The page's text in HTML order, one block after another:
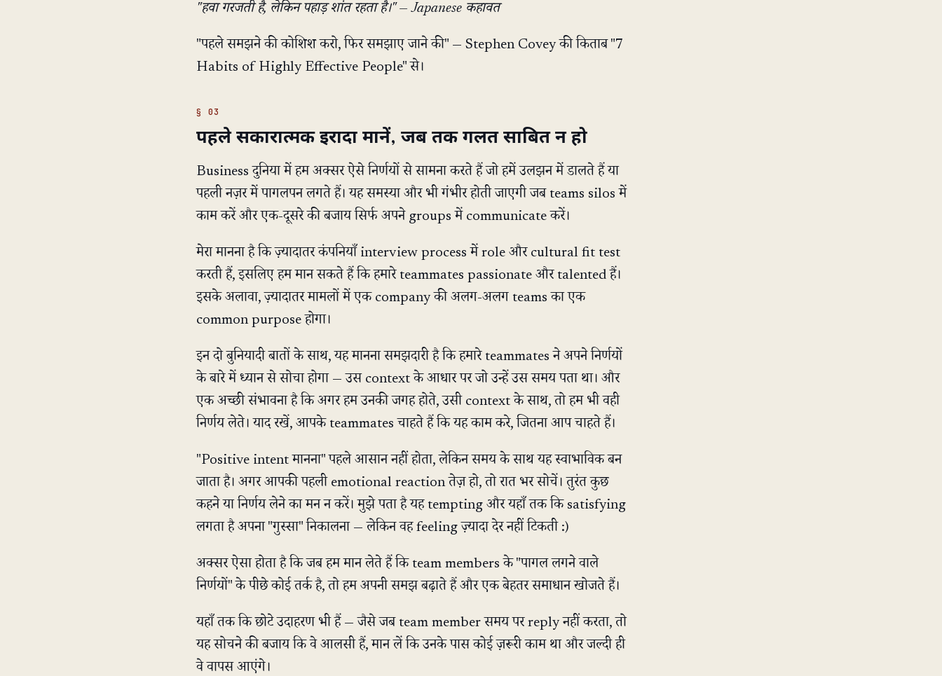
"हवा गरजती है, लेकिन पहाड़ शांत रहता है।" — Japanese कहावत
"पहले समझने की कोशिश करो, फिर समझाए जाने की" — Stephen Covey की किताब "7
Habits of Highly Effective People" से।
पहले सकारात्मक इरादा मानें, जब तक गलत साबित न हो
Business दुनिया में हम अक्सर ऐसे निर्णयों से सामना करते हैं जो हमें उलझन में डालते हैं या
पहली नज़र में पागलपन लगते हैं। यह समस्या और भी गंभीर होती जाएगी जब teams silos में
काम करें और एक-दूसरे की बजाय सिर्फ अपने groups में communicate करें।
मेरा मानना है कि ज़्यादातर कंपनियाँ interview process में role और cultural fit test
करती हैं, इसलिए हम मान सकते हैं कि हमारे teammates passionate और talented हैं।
इसके अलावा, ज़्यादातर मामलों में एक company की अलग-अलग teams का एक
common purpose होगा।
इन दो बुनियादी बातों के साथ, यह मानना समझदारी है कि हमारे teammates ने अपने निर्णयों
के बारे में ध्यान से सोचा होगा — उस context के आधार पर जो उन्हें उस समय पता था। और
एक अच्छी संभावना है कि अगर हम उनकी जगह होते, उसी context के साथ, तो हम भी वही
निर्णय लेते। याद रखें, आपके teammates चाहते हैं कि यह काम करे, जितना आप चाहते हैं।
"Positive intent मानना" पहले आसान नहीं होता, लेकिन समय के साथ यह स्वाभाविक बन
जाता है। अगर आपकी पहली emotional reaction तेज़ हो, तो रात भर सोचें। तुरंत कुछ
कहने या निर्णय लेने का मन न करें। मुझे पता है यह tempting और यहाँ तक कि satisfying
लगता है अपना "गुस्सा" निकालना — लेकिन वह feeling ज़्यादा देर नहीं टिकती :)
अक्सर ऐसा होता है कि जब हम मान लेते हैं कि team members के "पागल लगने वाले
निर्णयों" के पीछे कोई तर्क है, तो हम अपनी समझ बढ़ाते हैं और एक बेहतर समाधान खोजते हैं।
यहाँ तक कि छोटे उदाहरण भी हैं — जैसे जब team member समय पर reply नहीं करता, तो
यह सोचने की बजाय कि वे आलसी हैं, मान लें कि उनके पास कोई ज़रूरी काम था और जल्दी ही
वे वापस आएंगे।